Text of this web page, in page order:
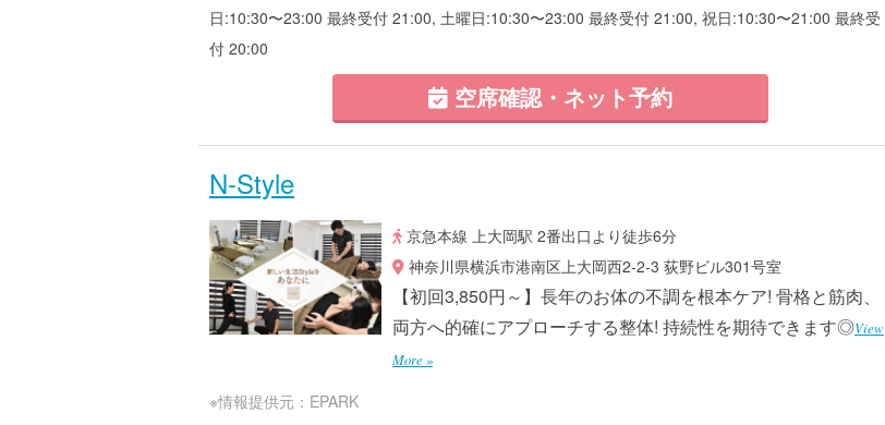
日:10:30〜23:00 最終受付 21:00, 土曜日:10:30〜23:00 最終受付 21:00, 祝日:10:30〜21:00 最終受
付 20:00
空席確認・ネット予約
N-Style
京急本線 上大岡駅 2番出口より徒歩6分
神奈川県横浜市港南区上大岡西2-2-3 荻野ビル301号室
【初回3,850円～】長年のお体の不調を根本ケア! 骨格と筋肉、
両方へ的確にアプローチする整体! 持続性を期待できます◎View
More »
※情報提供元：EPARK